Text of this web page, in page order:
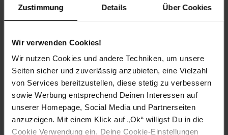
Zustimmung Details Über Cookies
Wir verwenden Cookies!
Wir nutzen Cookies und andere Techniken, um unsere
Seiten sicher und zuverlässig anzubieten, eine Vielzahl
von Services bereitzustellen, diese stetig zu verbessern
sowie Werbung entsprechend Deinen Interessen auf
unserer Homepage, Social Media und Partnerseiten
anzuzeigen. Mit einem Klick auf „Ok“ willigst Du in die
Cookie Verwendung ein. Deine Cookie-Einstellungen
Schminktisch: 60 x 76 x 40 cm (BxHxT)
Gewicht
14,6 kg
Material
Schminktisch: Spanplatte, 15 mm, beschichtet
Spiegel: Glas, 3 mm
Beine: Massivholz